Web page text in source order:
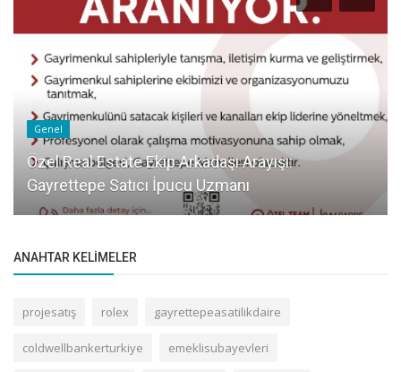
Genel
Özel Real Estate Ekip Arkadaşı Arayışı:
Gayrettepe Satıcı İpucu Uzmanı
ANAHTAR KELIMELER
projesatış rolex gayrettepeasatilikdaire
coldwellbankerturkiye emeklisubayevleri